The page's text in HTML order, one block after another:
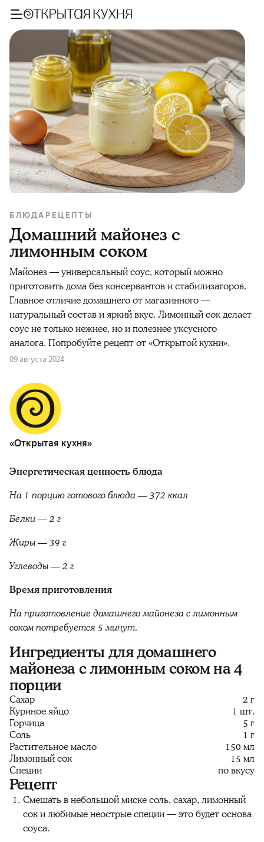
БЛЮДА РЕЦЕПТЫ
Домашний майонез с
лимонным соком
Майонез — универсальный соус, который можно
приготовить дома без консервантов и стабилизаторов.
Главное отличие домашнего от магазинного —
натуральный состав и яркий вкус. Лимонный сок делает
соус не только нежнее, но и полезнее уксусного
аналога. Попробуйте рецепт от «Открытой кухни».
09 августа 2024
«Открытая кухня»
Энергетическая ценность блюда
На 1 порцию готового блюда — 372 ккал
Белки — 2 г
Жиры — 39 г
Углеводы — 2 г
Время приготовления
На приготовление домашнего майонеза с лимонным
соком потребуется 5 минут.
Ингредиенты для домашнего
майонеза с лимонным соком на 4
порции
Сахар
2 г
Куриное яйцо
1 шт.
Горчица
5 г
Соль
1 г
Растительное масло
150 мл
Лимонный сок
15 мл
Специи
по вкусу
Рецепт
Смешать в небольшой миске соль, сахар, лимонный
сок и любимые неострые специи — это будет основа
соуса.